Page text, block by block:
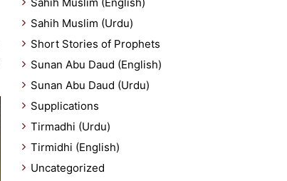
Sahih Muslim (Urdu)
Short Stories of Prophets
Sunan Abu Daud (English)
Sunan Abu Daud (Urdu)
Supplications
Tirmadhi (Urdu)
Tirmidhi (English)
Uncategorized